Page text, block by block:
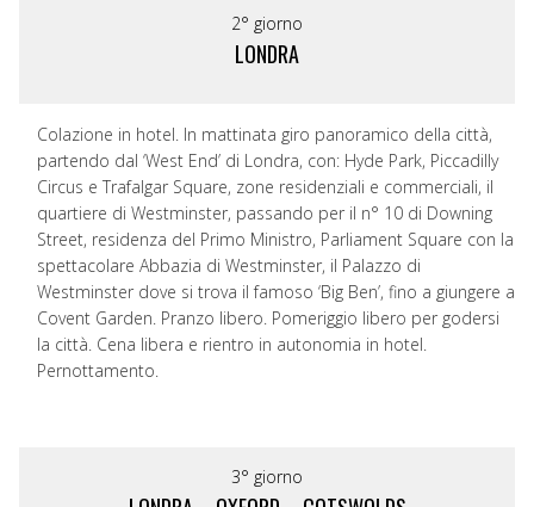
2° giorno
LONDRA
Colazione in hotel. In mattinata giro panoramico della città,
partendo dal ‘West End’ di Londra, con: Hyde Park, Piccadilly
Circus e Trafalgar Square, zone residenziali e commerciali, il
quartiere di Westminster, passando per il n° 10 di Downing
Street, residenza del Primo Ministro, Parliament Square con la
spettacolare Abbazia di Westminster, il Palazzo di
Westminster dove si trova il famoso ‘Big Ben’, fino a giungere a
Covent Garden. Pranzo libero. Pomeriggio libero per godersi
la città. Cena libera e rientro in autonomia in hotel.
Pernottamento.
3° giorno